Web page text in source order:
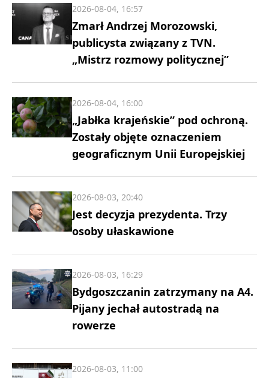
Zmarł Andrzej Morozowski,
publicysta związany z TVN.
„Mistrz rozmowy politycznej”
2026-08-04, 16:57
„Jabłka krajeńskie” pod ochroną.
Zostały objęte oznaczeniem
geograficznym Unii Europejskiej
2026-08-04, 16:00
Jest decyzja prezydenta. Trzy
osoby ułaskawione
2026-08-03, 20:40
Bydgoszczanin zatrzymany na A4.
Pijany jechał autostradą na
rowerze
2026-08-03, 16:29
2026-08-03, 11:00